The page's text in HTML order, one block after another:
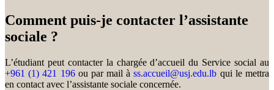
Comment puis-je contacter l’assistante
sociale ?
L’étudiant peut contacter la chargée d’accueil du Service social au
+961 (1) 421 196ou par mail àss.accueil@usj.edu.lb qui le mettra
en contact avec l’assistante sociale concernée.